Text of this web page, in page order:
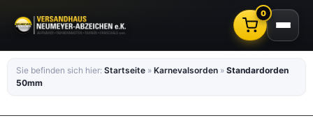
0
Sie befinden sich hier: Startseite » Karnevalsorden » Standardorden
50mm